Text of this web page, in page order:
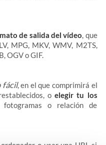
de salida del vídeo, que
MPG, MKV, WMV, M2TS,
OGV o GIF.
fácil, en el que comprimirá el
oelegir tu los
o relación de